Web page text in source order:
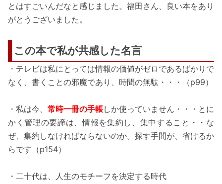
とはすごいんだなと感じました。福田さん、良い本をあり
がとうございました。
この本で私が共感した名言
・テレビは私にとっては情報の価値がゼロであるばかりで
なく、書くことの邪魔であり、時間の無駄・・・（p99）
・私は今、 常時一冊の手帳しか使っていません・・・とに
かく管理の要諦は、情報を集約し、集中すること・・な
ぜ、集約しなければならないのか。探す手間が、省けるか
らです（p154）
・二十代は、人生のモチーフを決定する時代